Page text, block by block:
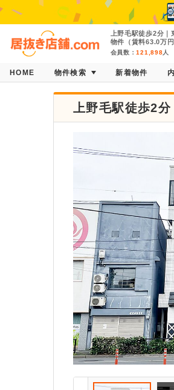
上野毛駅徒歩2分
物件（賃料63.0万
会員数：121,898人
HOME 物件検索 新着物件
上野毛駅徒歩2